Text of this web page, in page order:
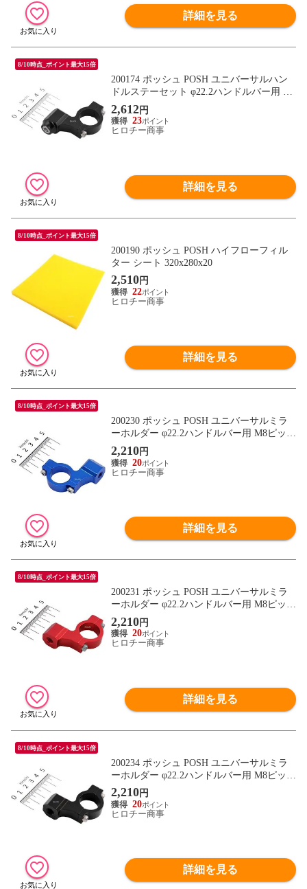
詳細を見る
8/10時点_ポイント最大15倍
200174 ポッシュ POSH ユニバーサルハン
ドルステーセット φ22.2ハンドルバー用 M6
黒
2,612円
23
ヒロチー商事
詳細を見る
8/10時点_ポイント最大15倍
200190 ポッシュ POSH ハイフローフィル
ター シート 320x280x20
2,510円
22
ヒロチー商事
詳細を見る
8/10時点_ポイント最大15倍
200230 ポッシュ POSH ユニバーサルミラ
ーホルダー φ22.2ハンドルバー用 M8ピッチ
1.25サイズ 青
2,210円
20
ヒロチー商事
詳細を見る
8/10時点_ポイント最大15倍
200231 ポッシュ POSH ユニバーサルミラ
ーホルダー φ22.2ハンドルバー用 M8ピッチ
1.25サイズ 赤
2,210円
20
ヒロチー商事
詳細を見る
8/10時点_ポイント最大15倍
200234 ポッシュ POSH ユニバーサルミラ
ーホルダー φ22.2ハンドルバー用 M8ピッチ
1.25サイズ 黒
2,210円
20
ヒロチー商事
詳細を見る